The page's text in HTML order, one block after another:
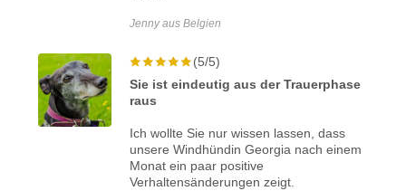
Jenny aus Belgien
(5/5)
Sie ist eindeutig aus der Trauerphase
raus
Ich wollte Sie nur wissen lassen, dass
unsere Windhündin Georgia nach einem
Monat ein paar positive
Verhaltensänderungen zeigt.